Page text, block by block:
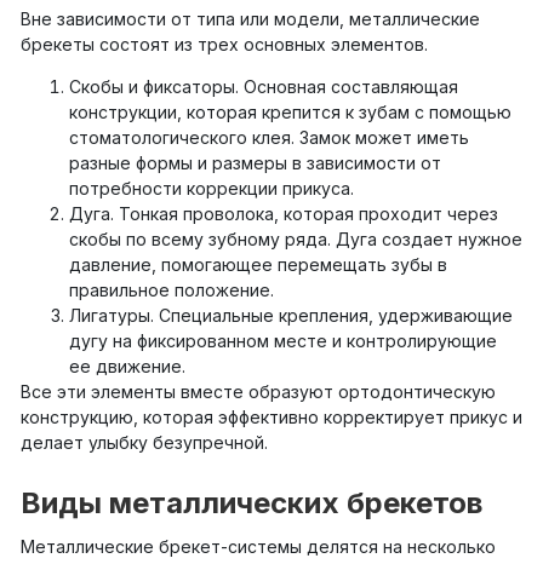
Вне зависимости от типа или модели, металлические
брекеты состоят из трех основных элементов.
Скобы и фиксаторы. Основная составляющая
конструкции, которая крепится к зубам с помощью
стоматологического клея. Замок может иметь
разные формы и размеры в зависимости от
потребности коррекции прикуса.
Дуга. Тонкая проволока, которая проходит через
скобы по всему зубному ряда. Дуга создает нужное
давление, помогающее перемещать зубы в
правильное положение.
Лигатуры. Специальные крепления, удерживающие
дугу на фиксированном месте и контролирующие
ее движение.
Все эти элементы вместе образуют ортодонтическую
конструкцию, которая эффективно корректирует прикус и
делает улыбку безупречной.
Виды металлических брекетов
Металлические брекет-системы делятся на несколько